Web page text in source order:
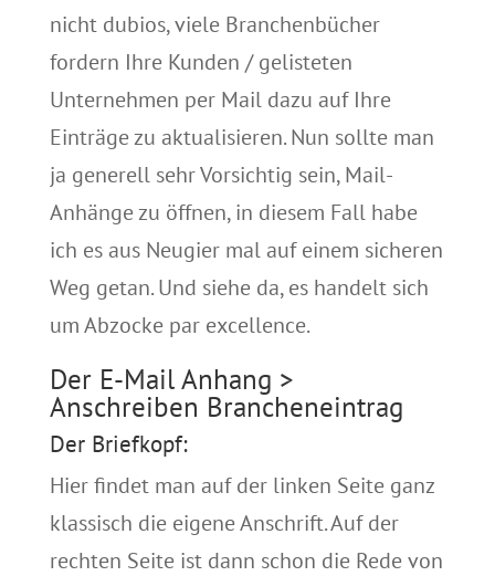
nicht dubios, viele Branchenbücher
fordern Ihre Kunden / gelisteten
Unternehmen per Mail dazu auf Ihre
Einträge zu aktualisieren. Nun sollte man
ja generell sehr Vorsichtig sein, Mail-
Anhänge zu öffnen, in diesem Fall habe
ich es aus Neugier mal auf einem sicheren
Weg getan. Und siehe da, es handelt sich
um Abzocke par excellence.
Der E-Mail Anhang >
Anschreiben Brancheneintrag
Der Briefkopf:
Hier findet man auf der linken Seite ganz
klassisch die eigene Anschrift. Auf der
rechten Seite ist dann schon die Rede von